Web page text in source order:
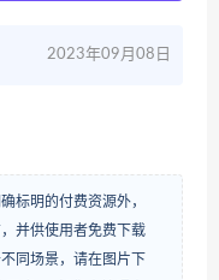
2023年09月08日
标明的付费资源外，
并供使用者免费下载
同场景，请在图片下